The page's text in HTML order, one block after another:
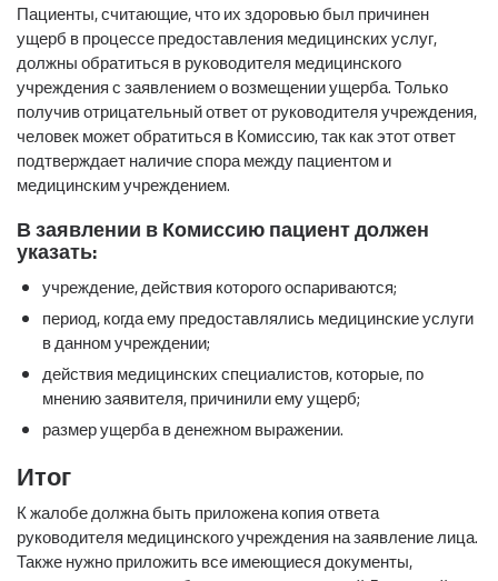
Пациенты, считающие, что их здоровью был причинен
ущерб в процессе предоставления медицинских услуг,
должны обратиться в руководителя медицинского
учреждения с заявлением о возмещении ущерба. Только
получив отрицательный ответ от руководителя учреждения,
человек может обратиться в Комиссию, так как этот ответ
подтверждает наличие спора между пациентом и
медицинским учреждением.
В заявлении в Комиссию пациент должен
указать:
учреждение, действия которого оспариваются;
период, когда ему предоставлялись медицинские услуги
в данном учреждении;
действия медицинских специалистов, которые, по
мнению заявителя, причинили ему ущерб;
размер ущерба в денежном выражении.
Итог
К жалобе должна быть приложена копия ответа
руководителя медицинского учреждения на заявление лица.
Также нужно приложить все имеющиеся документы,